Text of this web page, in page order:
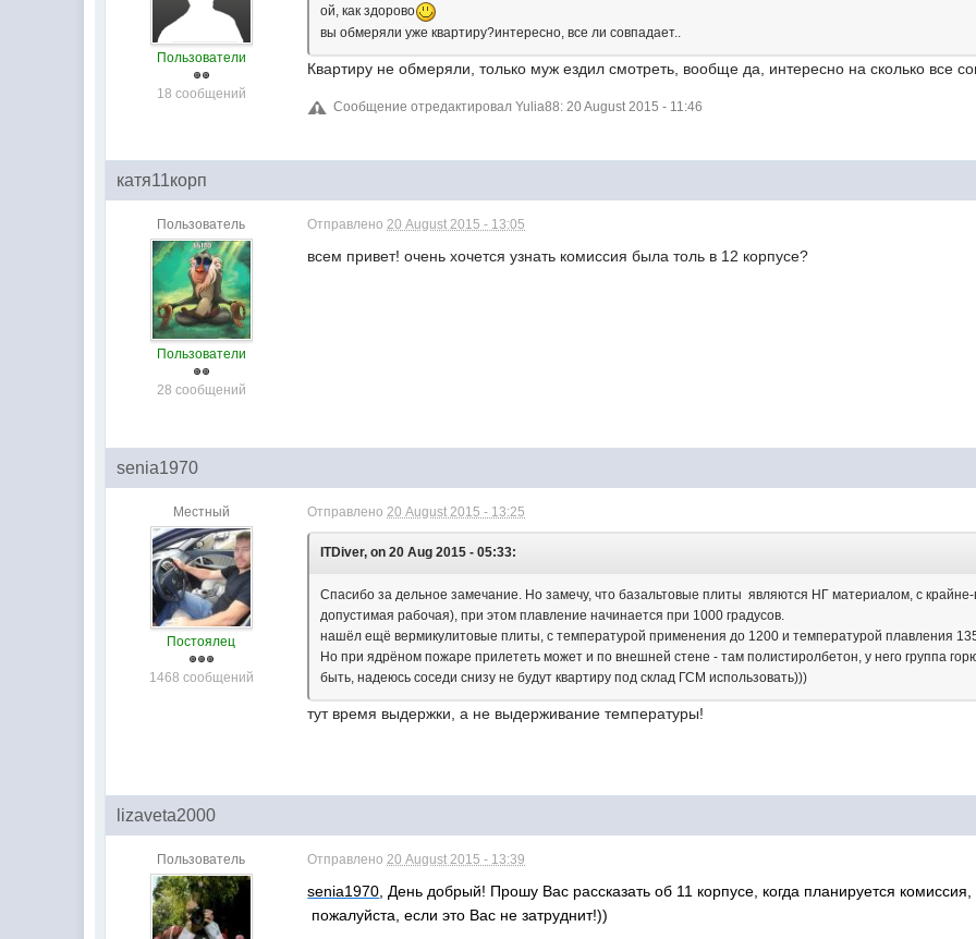
Пользователи
18 сообщений
ой, как здорово
вы обмеряли уже квартиру?интересно, все ли совпадает..
Квартиру не обмеряли, только муж ездил смотреть, вообще да, интересно на сколько все
Сообщение отредактировал Yulia88: 20 August 2015 - 11:46
катя11корп
Пользователь
Пользователи
28 сообщений
Отправлено20 August 2015 - 13:05
всем привет! очень хочется узнать комиссия была толь в 12 корпусе?
senia1970
Местный
Постоялец
1468 сообщений
Отправлено20 August 2015 - 13:25
ITDiver, on 20 Aug 2015 - 05:33:
Спасибо за дельное замечание. Но замечу, что базальтовые плиты являются НГ материалом, с
допустимая рабочая), при этом плавление начинается при 1000 градусов.
нашёл ещё вермикулитовые плиты, с температурой применения до 1200 и температурой плавления
Но при ядрёном пожаре прилететь может и по внешней стене - там полистиролбетон, у него группа
быть, надеюсь соседи снизу не будут квартиру под склад ГСМ использовать)))
тут время выдержки, а не выдерживание температуры!
lizaveta2000
Пользователь Отправлено20 August 2015 - 13:39
senia1970 , День добрый! Прошу Вас рассказать об 11 корпусе, когда планируется
пожалуйста, если это Вас не затруднит!))